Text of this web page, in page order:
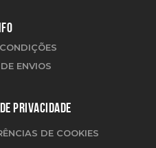
ENVIOS
PRIVACIDADE
DE COOKIES